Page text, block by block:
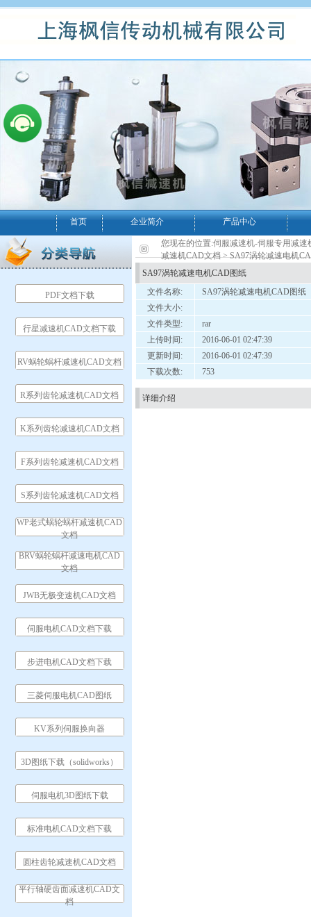
首页 企业简介 产品中心
PDF文档下载
行星减速机CAD文档下载
RV蜗轮蜗杆减速机CAD文档
R系列齿轮减速机CAD文档
K系列齿轮减速机CAD文档
F系列齿轮减速机CAD文档
S系列齿轮减速机CAD文档
WP老式蜗轮蜗杆减速机CAD
文档
BRV蜗轮蜗杆减速电机CAD
文档
JWB无极变速机CAD文档
伺服电机CAD文档下载
步进电机CAD文档下载
三菱伺服电机CAD图纸
KV系列伺服换向器
3D图纸下载（solidworks）
伺服电机3D图纸下载
标准电机CAD文档下载
圆柱齿轮减速机CAD文档
平行轴硬齿面减速机CAD文
档
您现在的位置:伺服减速机-伺服专用减
减速机CAD文档> SA97涡轮减速电机
SA97涡轮减速电机CAD图纸
文件名称:
SA97涡轮减速电机CAD图纸
文件大小:
文件类型:
rar
上传时间:
2016-06-01 02:47:39
更新时间:
2016-06-01 02:47:39
下载次数:
753
详细介绍